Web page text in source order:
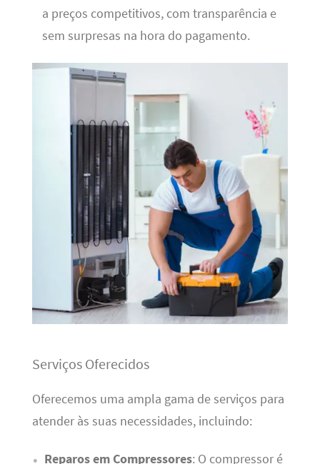
a preços competitivos, com transparência e
sem surpresas na hora do pagamento.
Serviços Oferecidos
Oferecemos uma ampla gama de serviços para
atender às suas necessidades, incluindo:
Reparos em Compressores: O compressor é